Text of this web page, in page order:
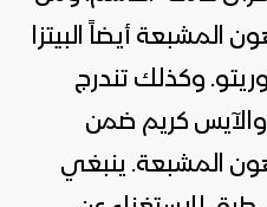
المشبعة أيضاً البيتزا
وكذلك تندرج
كريم ضمن
المشبعة. ينبغي